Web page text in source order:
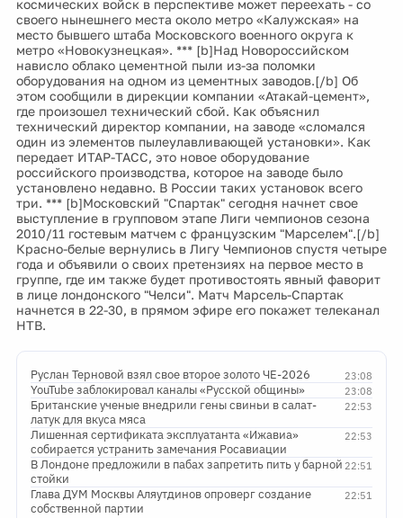
космических войск в перспективе может переехать - со
своего нынешнего места около метро «Калужская» на
место бывшего штаба Московского военного округа к
метро «Новокузнецкая». *** [b]Над Новороссийском
нависло облако цементной пыли из-за поломки
оборудования на одном из цементных заводов.[/b] Об
этом сообщили в дирекции компании «Атакай-цемент»,
где произошел технический сбой. Как объяснил
технический директор компании, на заводе «сломался
один из элементов пылеулавливающей установки». Как
передает ИТАР-ТАСС, это новое оборудование
российского производства, которое на заводе было
установлено недавно. В России таких установок всего
три. *** [b]Московский "Спартак" сегодня начнет свое
выступление в групповом этапе Лиги чемпионов сезона
2010/11 гостевым матчем с французским "Марселем".[/b]
Красно-белые вернулись в Лигу Чемпионов спустя четыре
года и объявили о своих претензиях на первое место в
группе, где им также будет противостоять явный фаворит
в лице лондонского "Челси". Матч Марсель-Спартак
начнется в 22-30, в прямом эфире его покажет телеканал
НТВ.
23:08
Руслан Терновой взял свое второе золото ЧЕ-2026
23:08
YouTube заблокировал каналы «Русской общины»
22:53
Британские ученые внедрили гены свиньи в салат-
латук для вкуса мяса
22:53
Лишенная сертификата эксплуатанта «Ижавиа»
собирается устранить замечания Росавиации
22:51
В Лондоне предложили в пабах запретить пить у барной
стойки
22:51
Глава ДУМ Москвы Аляутдинов опроверг создание
собственной партии